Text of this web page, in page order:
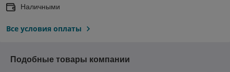
Наличными
Все условия оплаты
Подобные товары компании